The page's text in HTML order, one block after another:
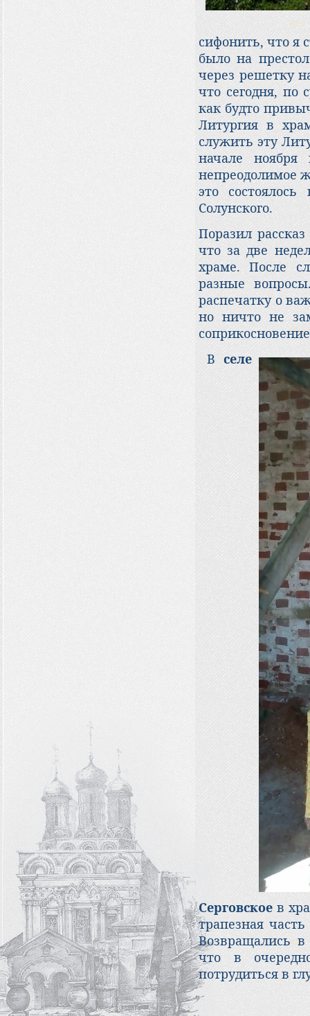
сифонить, что я
было на
через решетку
что сегодня, по
как будто
Литургия в
служить эту
начале ноября
непреодолимое
это
Солунского.
Поразил
что за две
храме. После
разные
распечатку о
но ничто не
Вселе
Серговскоев
трапезная
Возвращались
что в
потрудиться в